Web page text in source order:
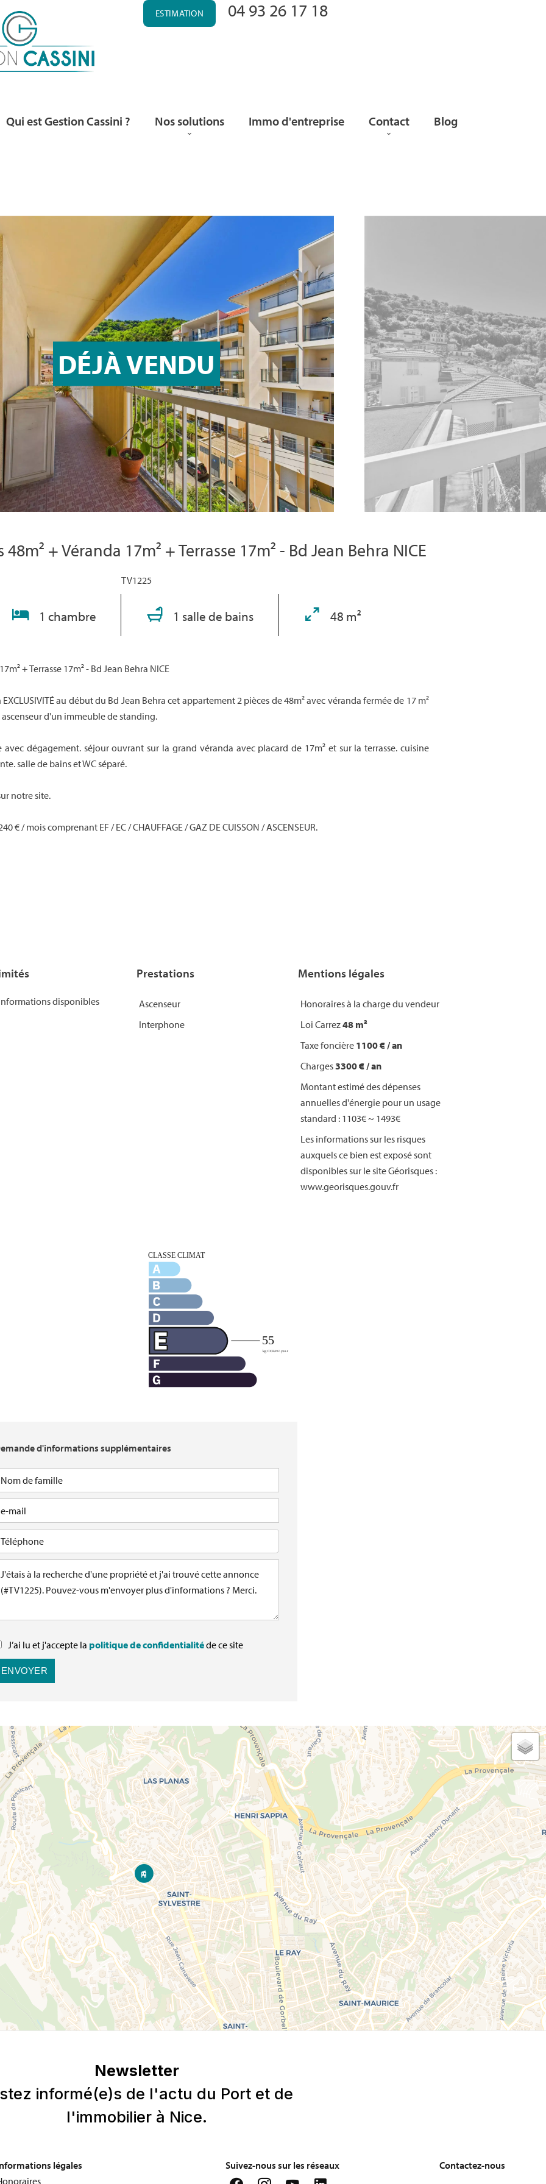
ESTIMATION 04 93 26 17 18
Qui est Gestion Cassini ? Nos solutions Immo d'entreprise Contact Blog
DÉJÀ VENDU
+ Véranda 17m² + Terrasse 17m² - Bd Jean Behra NICE
TV1225
1 chambre 1 salle de bains 48 m²
+ Terrasse 17m² - Bd Jean Behra NICE
au début du Bd Jean Behra cet appartement 2 pièces de 48m² avec véranda fermée de 17 m²
ascenseur d'un immeuble de standing.
dégagement. séjour ouvrant sur la grand véranda avec placard de 17m² et sur la terrasse. cuisine
salle de bains et WC séparé.
notre site.
€ / mois comprenant EF / EC / CHAUFFAGE / GAZ DE CUISSON / ASCENSEUR.
disponibles
Prestations
Ascenseur
Interphone
Mentions légales
Honoraires à la charge du vendeur
Loi Carrez48 m²
Taxe foncière 1100 € / an
Charges3300 € / an
Montant estimé des dépenses
annuelles d'énergie pour un usage
standard : 1103€ ~ 1493€
Les informations sur les risques
auxquels ce bien est exposé sont
disponibles sur le site Géorisques :
www.georisques.gouv.fr
d'informations supplémentaires
J’ai lu et j'accepte la politique de confidentialitéde ce site
ENVOYER
légales
Suivez-nous sur les réseaux Contactez-nous